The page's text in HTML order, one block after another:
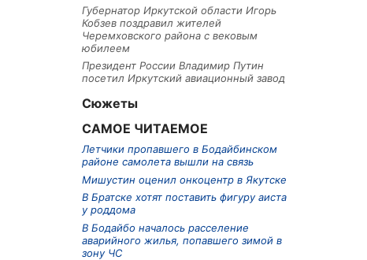
Губернатор Иркутской области Игорь
Кобзев поздравил жителей
Черемховского района с вековым
юбилеем
Президент России Владимир Путин
посетил Иркутский авиационный завод
Сюжеты
САМОЕ ЧИТАЕМОЕ
Летчики пропавшего в Бодайбинском
районе самолета вышли на связь
Мишустин оценил онкоцентр в Якутске
В Братске хотят поставить фигуру аиста
у роддома
В Бодайбо началось расселение
аварийного жилья, попавшего зимой в
зону ЧС